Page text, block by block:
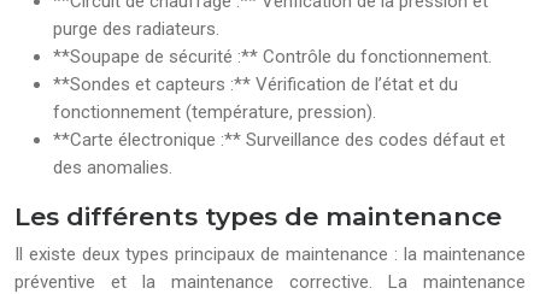
purge des radiateurs.
**Soupape de sécurité :** Contrôle du fonctionnement.
**Sondes et capteurs :** Vérification de l’état et du
fonctionnement (température, pression).
**Carte électronique :** Surveillance des codes défaut et
des anomalies.
Les différents types de maintenance
Il existe deux types principaux de maintenance : la maintenance
préventive et la maintenance corrective. La maintenance